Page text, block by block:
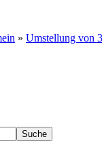
» Umstellung von
Suche